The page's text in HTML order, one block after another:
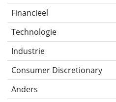
Financieel
Technologie
Industrie
Consumer Discretionary
Anders